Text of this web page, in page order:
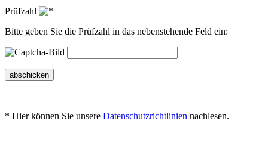
Prüfzahl
Bitte geben Sie die Prüfzahl in das nebenstehende Feld ein:
abschicken
* Hier können Sie unsere Datenschutzrichtlinien nachlesen.